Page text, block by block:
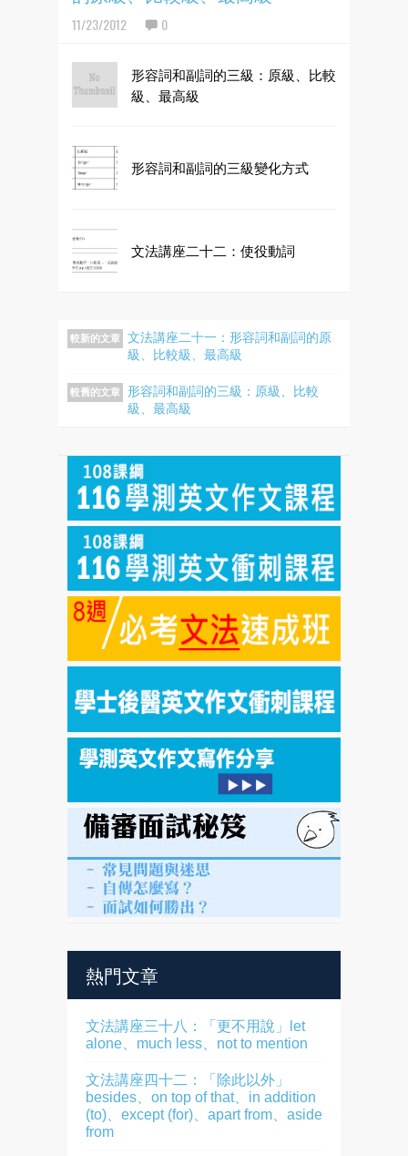
11/23/2012 0
形容詞和副詞的三級：原級、比較
級、最高級
形容詞和副詞的三級變化方式
文法講座二十二：使役動詞
較新的文章
文法講座二十一：形容詞和副詞的原
級、比較級、最高級
較舊的文章
形容詞和副詞的三級：原級、比較
級、最高級
熱門文章
文法講座三十八：「更不用說」let
alone、much less、not to mention
文法講座四十二：「除此以外」
besides、on top of that、in addition
(to)、except (for)、apart from、aside
from